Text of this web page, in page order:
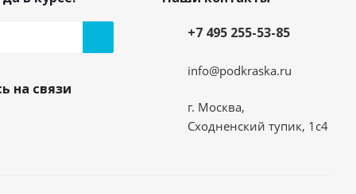
на связи
+7 495 255-53-85
info@podkraska.ru
г. Москва,
Сходненский тупик, 1с4